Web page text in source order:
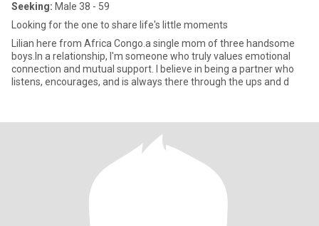
Seeking: Male 38 - 59
Looking for the one to share life's little moments
Lilian here from Africa Congo.a single mom of three handsome
boys.In a relationship, I'm someone who truly values emotional
connection and mutual support. I believe in being a partner who
listens, encourages, and is always there through the ups and d